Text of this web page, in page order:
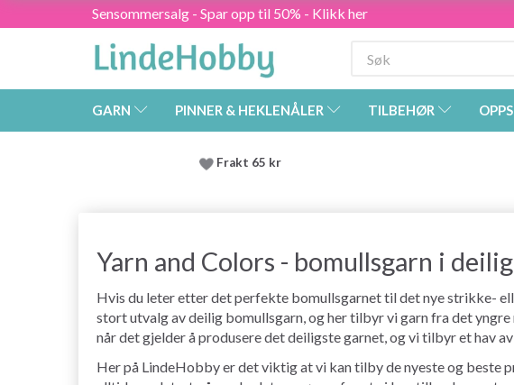
Sensommersalg - Spar opp til 50% - Klikk her
GARN PINNER & HEKLENÅLER TILBEHØR
Frakt 65 kr
Yarn and Colors - bomullsgarn i
Hvis du leter etter det perfekte bomullsgarnet til det nye strikke-
stort utvalg av deilig bomullsgarn, og her tilbyr vi garn fra det
når det gjelder å produsere det deiligste garnet, og vi tilbyr et hav
Her på LindeHobby er det viktig at vi kan tilby de nyeste og beste